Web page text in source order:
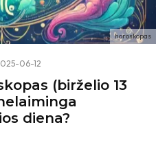
horoskopas
06-12
(birželio 13
diena?